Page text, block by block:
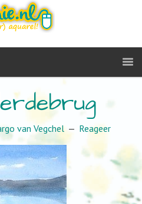
van Vegchel Reageer